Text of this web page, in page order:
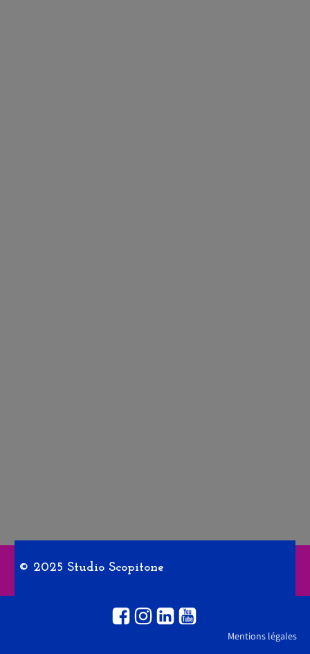
© 2025 Studio Scopitone
Mentions légales